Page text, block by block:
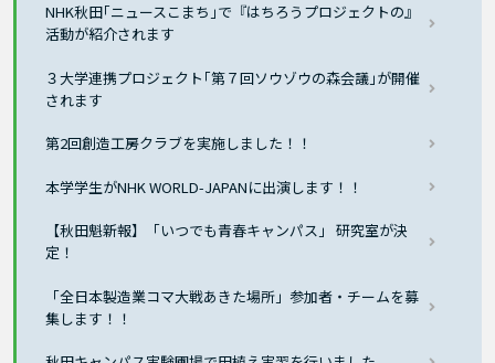
NHK秋田｢ニュースこまち｣で『はちろうプロジェクトの』
活動が紹介されます
３大学連携プロジェクト｢第７回ソウゾウの森会議｣が開催
されます
第2回創造工房クラブを実施しました！！
本学学生がNHK WORLD-JAPANに出演します！！
【秋田魁新報】「いつでも青春キャンパス」 研究室が決
定！
「全日本製造業コマ大戦あきた場所」参加者・チームを募
集します！！